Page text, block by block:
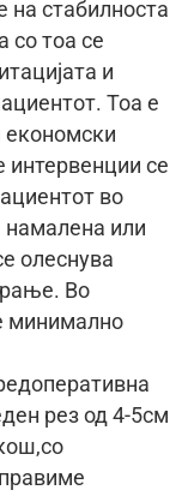
на стабилноста
со тоа се
и
Тоа е
економски
интервенции се
во
намалена или
олеснува
Во
минимално
рез од 4-5см